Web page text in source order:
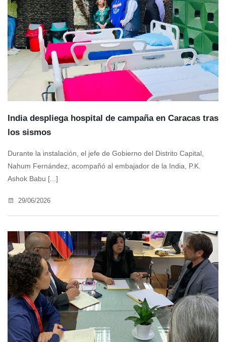
India despliega hospital de campaña en Caracas tras
los sismos
Durante la instalación, el jefe de Gobierno del Distrito Capital,
Nahum Fernández, acompañó al embajador de la India, P.K.
Ashok Babu [...]
29/06/2026